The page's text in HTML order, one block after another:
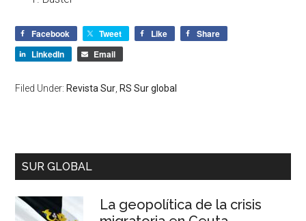
Facebook Tweet Like
Share
LinkedIn
Email
Filed Under: Revista Sur RS Sur global
SUR GLOBAL
La geopolítica de la crisis